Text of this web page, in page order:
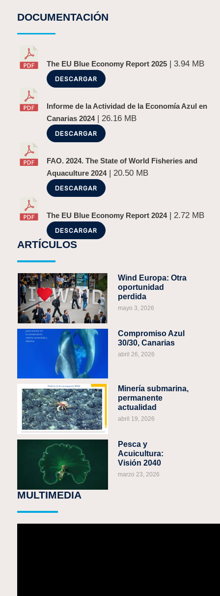
DOCUMENTACIÓN
The EU Blue Economy Report 2025 | 3.94 MB
DESCARGAR
Informe de la Actividad de la Economía Azul en
Canarias 2024| 26.16 MB
DESCARGAR
FAO. 2024. The State of World Fisheries and
Aquaculture 2024| 20.50 MB
DESCARGAR
The EU Blue Economy Report 2024| 2.72 MB
DESCARGAR
ARTÍCULOS
Wind Europa: Otra
oportunidad
perdida
mayo 3, 2026
Compromiso Azul
30/30, Canarias
abril 26, 2026
Minería submarina,
permanente
actualidad
abril 19, 2026
Pesca y
Acuicultura:
Visión 2040
marzo 23, 2026
MULTIMEDIA